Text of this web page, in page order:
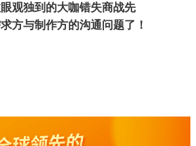
观独到的大咖错失商战先
方与制作方的沟通问题了！